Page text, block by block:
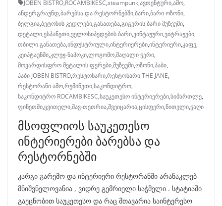
JOBEN BISTRO,ROCAMBIKESC,steampunk,ავთენტური,ამო,
ანდერგრაუნდ,ბარებსა და რესტორნებში,ბარი,ბარი ოზონი,
ბელგია,ბეტონის კედლები,განათება,გიგერის ბარი მუზეუმი,
დეტალი,ესპანეთი,ველოსიპედების ბარი,ვინტაჟური,ვიტრაჟები,
თბილი განათება,ინდუსტრიული,ინტერიერები,ინტერიერი,კაფე,
კეიპტაუნში,კლუჟ-ნაპოკი,ლოგომო,მაღალი ჭერი,
მოვარდისფრო მეტალის ფერები,მუზეუმი,ოზონი,პაბი,
პაბი JOBEN BISTRO,რესტონარი,რესტონარი THE JANE,
რესტორანი ამო,რუმინეთი,საკონდიტრო,
საკონდიტრო ROCAMBIKESC,საუკეთესო ინტერიერები,სიმართლე,
ფინეთში,ყვითელი,შავ-თეთრია,შვეიცარია,ცისფერი,წითელი,ჭაღი
მსოფლიოს საუკეთესო
ინტერიერები ბარებსა და
რესტორნებში
კარგი გარემო და ინტერიერი რესტორანში არანაკლებ
მნიშვნელოვანია , ვიდრე გემრიელი საჭმელი . სტატიაში
გაეცნობით საუკეთესო და რაც მთავარია საინტერესო